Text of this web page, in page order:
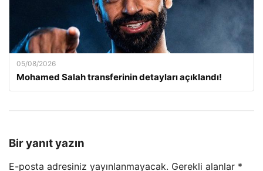
05/08/2026
Mohamed Salah transferinin detayları açıklandı!
Bir yanıt yazın
E-posta adresiniz yayınlanmayacak. Gerekli alanlar *